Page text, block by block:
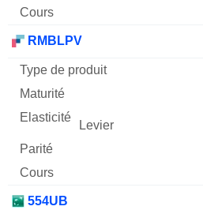
RMBLPV
554UB